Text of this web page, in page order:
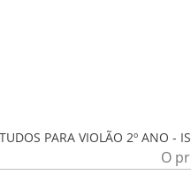
PARA VIOLÃO 2º ANO -
O